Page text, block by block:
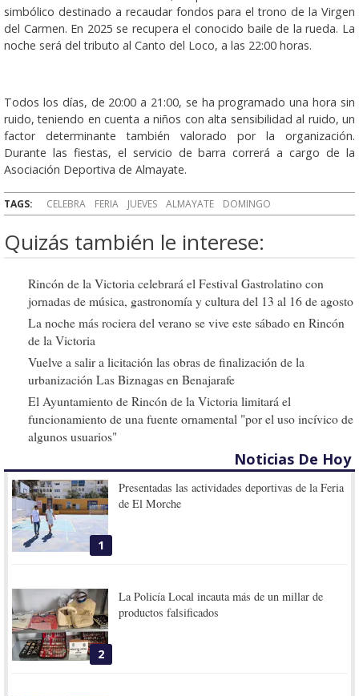
simbólico destinado a recaudar fondos para el trono de la Virgen
del Carmen. En 2025 se recupera el conocido baile de la rueda. La
noche será del tributo al Canto del Loco, a las 22:00 horas.
Todos los días, de 20:00 a 21:00, se ha programado una hora sin
ruido, teniendo en cuenta a niños con alta sensibilidad al ruido, un
factor determinante también valorado por la organización.
Durante las fiestas, el servicio de barra correrá a cargo de la
Asociación Deportiva de Almayate.
TAGS: CELEBRA FERIA JUEVES ALMAYATE DOMINGO
Quizás también le interese:
Rincón de la Victoria celebrará el Festival Gastrolatino con
jornadas de música, gastronomía y cultura del 13 al 16 de agosto
La noche más rociera del verano se vive este sábado en Rincón
de la Victoria
Vuelve a salir a licitación las obras de finalización de la
urbanización Las Biznagas en Benajarafe
El Ayuntamiento de Rincón de la Victoria limitará el
funcionamiento de una fuente ornamental "por el uso incívico de
algunos usuarios"
Noticias De Hoy
1
Presentadas las actividades deportivas de la Feria
de El Morche
2
La Policía Local incauta más de un millar de
productos falsificados